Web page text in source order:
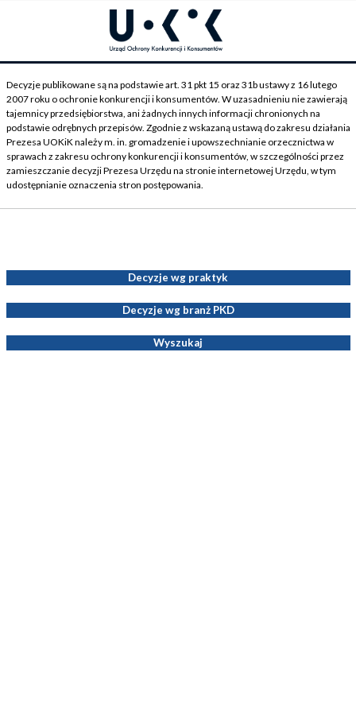
Decyzje publikowane są na podstawie art. 31 pkt 15 oraz 31b ustawy z 16 lutego
2007 roku o ochronie konkurencji i konsumentów. W uzasadnieniu nie zawierają
tajemnicy przedsiębiorstwa, ani żadnych innych informacji chronionych na
podstawie odrębnych przepisów. Zgodnie z wskazaną ustawą do zakresu działania
Prezesa UOKiK należy m. in. gromadzenie i upowszechnianie orzecznictwa w
sprawach z zakresu ochrony konkurencji i konsumentów, w szczególności przez
zamieszczanie decyzji Prezesa Urzędu na stronie internetowej Urzędu, w tym
udostępnianie oznaczenia stron postępowania.
Decyzje wg praktyk
Decyzje wg branż PKD
Wyszukaj